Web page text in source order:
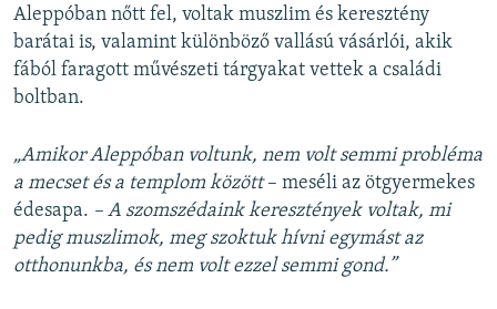
Aleppóban nőtt fel, voltak muszlim és keresztény
barátai is, valamint különböző vallású vásárlói, akik
fából faragott művészeti tárgyakat vettek a családi
boltban.
„Amikor Aleppóban voltunk, nem volt semmi probléma
a mecset és a templom között– meséli az ötgyermekes
édesapa. – A szomszédaink keresztények voltak, mi
pedig muszlimok, meg szoktuk hívni egymást az
otthonunkba, és nem volt ezzel semmi gond.”